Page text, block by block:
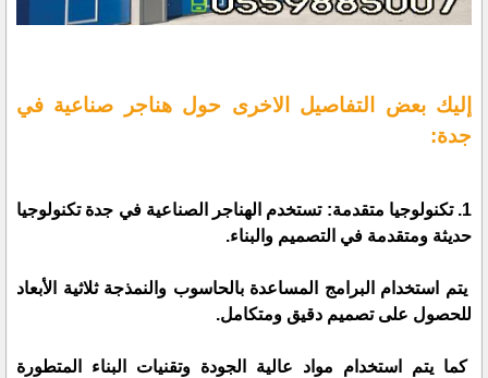
إليك بعض التفاصيل الاخرى حول هناجر صناعية في
جدة:
1. تكنولوجيا متقدمة: تستخدم الهناجر الصناعية في جدة تكنولوجيا
حديثة ومتقدمة في التصميم والبناء.
يتم استخدام البرامج المساعدة بالحاسوب والنمذجة ثلاثية الأبعاد
للحصول على تصميم دقيق ومتكامل.
كما يتم استخدام مواد عالية الجودة وتقنيات البناء المتطورة